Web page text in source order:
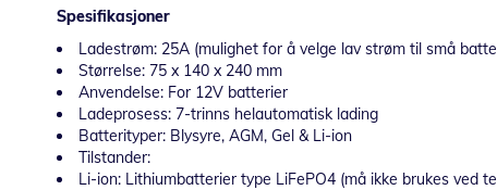
Spesifikasjoner
Ladestrøm: 25A (mulighet for å velge lav strøm til små
Størrelse: 75 x 140 x 240 mm
Anvendelse: For 12V batterier
Ladeprosess: 7-trinns helautomatisk lading
Batterityper: Blysyre, AGM, Gel & Li-ion
Tilstander:
Li-ion: Lithiumbatterier type LiFePO4 (må ikke brukes ved